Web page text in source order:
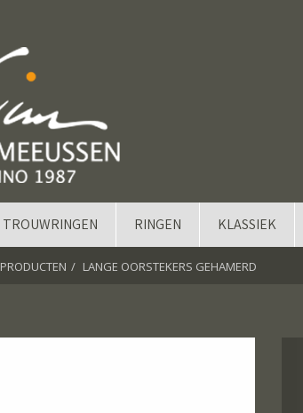
TROUWRINGEN RINGEN KLASSIEK
PRODUCTEN LANGE OORSTEKERS GEHAMERD